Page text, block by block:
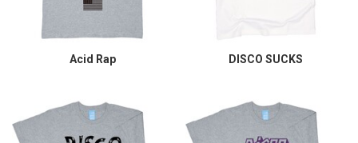
Acid Rap DISCO SUCKS